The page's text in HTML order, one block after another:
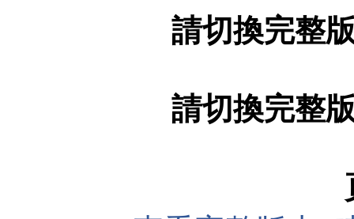
請切換完整
請切換完整